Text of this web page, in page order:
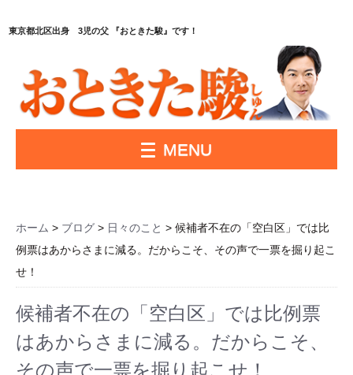
東京都北区出身 3児の父 『おときた駿』です！
MENU
ホーム > ブログ > 日々のこと > 候補者不在の「空白区」では比
例票はあからさまに減る。だからこそ、その声で一票を掘り起こ
せ！
候補者不在の「空白区」では比例票
はあからさまに減る。だからこそ、
その声で一票を掘り起こせ！